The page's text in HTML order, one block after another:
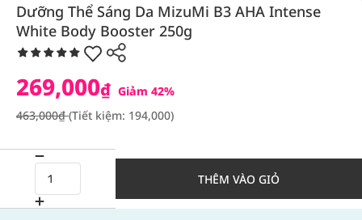
Dưỡng Thể Sáng Da MizuMi B3 AHA Intense
White Body Booster 250g
269,000₫ Giảm 42%
463,000₫(Tiết kiệm: 194,000)
THÊM VÀO GIỎ